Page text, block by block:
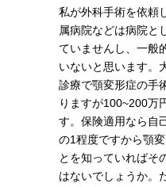
私が外科手術を依頼
属病院などは病院と
ていませんし、一般
いないと思います。
診療で顎変形症の手
りますが100~200万
す。保険適用なら自
の1程度ですから顎
とを知っていればそ
はないでしょうか。